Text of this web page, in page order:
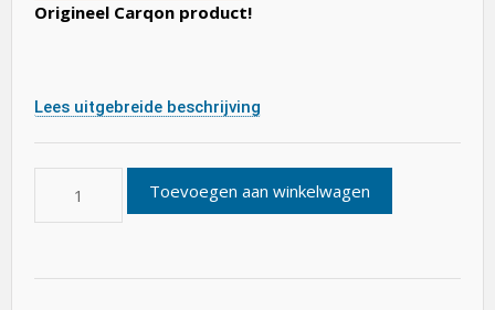
Origineel Carqon product!
Lees uitgebreide beschrijving
Toevoegen aan winkelwagen